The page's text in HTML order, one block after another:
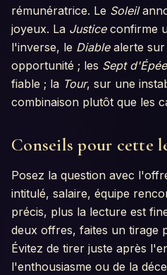
rémunératrice. Le Soleil
joyeux. La Justiceconfirme
l'inverse, le Diablealerte sur
opportunité ; les Sept
fiable ; la Tour, sur une
combinaison plutôt que les
Conseils pour cette
Posez la question avec
intitulé, salaire, équipe
précis, plus la lecture est
deux offres, faites un tirage
Évitez de tirer juste après
l'enthousiasme ou de la